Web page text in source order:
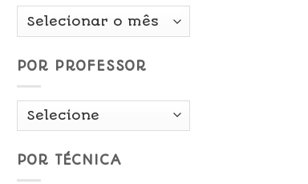
Por
POR PROFESSOR
POR TÉCNICA